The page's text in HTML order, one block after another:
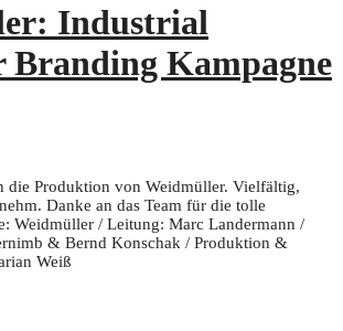
Industrial
Branding Kampagne
Produktion von Weidmüller. Vielfältig,
Danke an das Team für die tolle
Weidmüller / Leitung: Marc Landermann /
& Bernd Konschak / Produktion &
Weiß